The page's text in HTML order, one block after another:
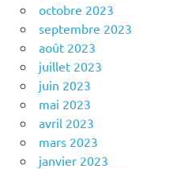
octobre 2023
septembre 2023
août 2023
juillet 2023
juin 2023
mai 2023
avril 2023
mars 2023
janvier 2023